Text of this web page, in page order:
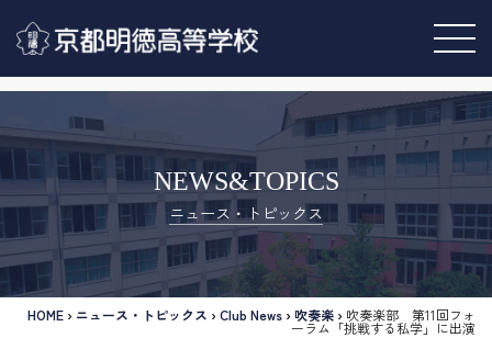
NEWS&TOPICS
ニュース・トピックス
HOME › ニュース・トピックス ›Club News ›吹奏楽 › 吹奏楽部 第11回フォ
ーラム「挑戦する私学」に出演